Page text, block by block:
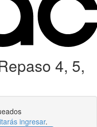
4, 5,
ingresar.